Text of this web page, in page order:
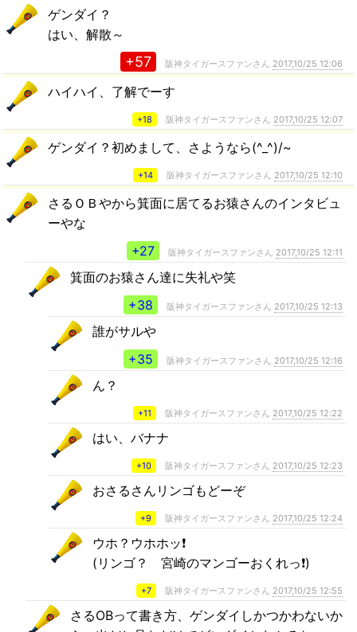
ゲンダイ？
はい、解散～
+57 阪神タイガースファンさん 2017,10/25 12:06
ハイハイ、了解でーす
+18 阪神タイガースファンさん 2017,10/25 12:07
ゲンダイ？初めまして、さようなら(^_^)/~
+14 阪神タイガースファンさん 2017,10/25 12:10
さるＯＢやから箕面に居てるお猿さんのインタビュ
ーやな
+27
阪神タイガースファンさん 2017,10/25 12:11
箕面のお猿さん達に失礼や笑
+38
阪神タイガースファンさん 2017,10/25 12:13
誰がサルや
+35
阪神タイガースファンさん 2017,10/25 12:16
ん？
+11 阪神タイガースファンさん 2017,10/25 12:22
はい、バナナ
+10 阪神タイガースファンさん 2017,10/25 12:23
おさるさんリンゴもどーぞ
+9 阪神タイガースファンさん 2017,10/25 12:24
ウホ？ウホホッ❗
(リンゴ？ 宮崎のマンゴーおくれっ❗)
+7 阪神タイガースファンさん 2017,10/25 12:55
さるOBって書き方、ゲンダイしかつかわないか